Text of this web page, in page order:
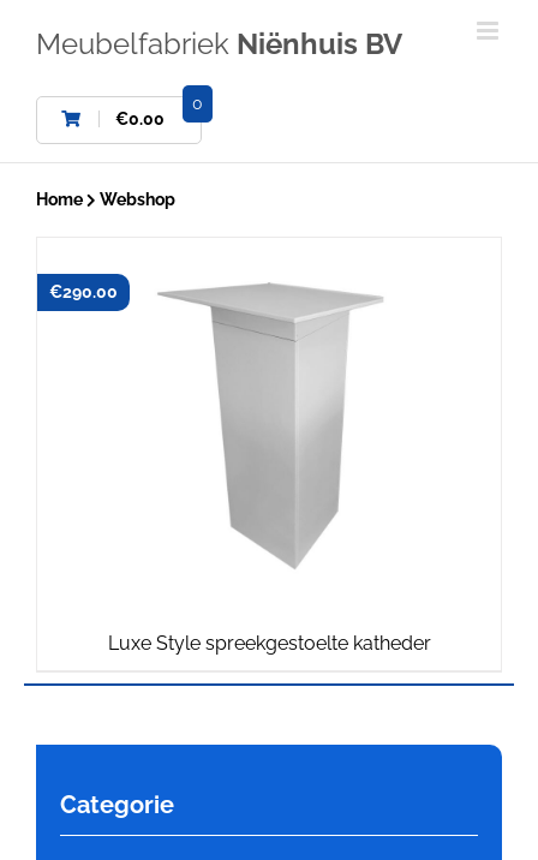
Meubelfabriek Niënhuis BV
€0.00
0
Home Webshop
Luxe Style spreekgestoelte katheder
€290.00
Categorie